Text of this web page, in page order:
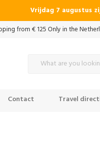
Vrijdag 7 augustus
from € 125 Only in the
Contact Travel